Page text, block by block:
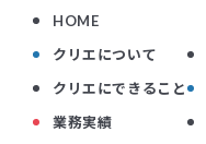
HOME
クリエについて
クリエにできること
業務実績